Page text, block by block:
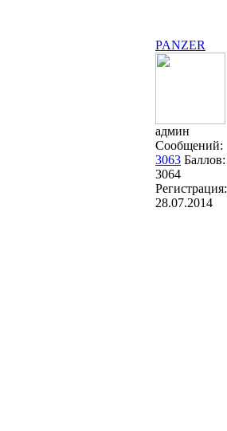
PANZER
админ
Сообщений:
3063 Баллов:
3064
Регистрация:
28.07.2014